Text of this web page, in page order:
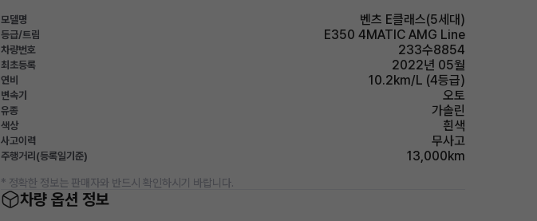
모델명 벤츠 E클래스(5세대)
등급/트림 E350 4MATIC AMG Line
차량번호 233수8854
최초등록 2022년 05월
연비 10.2km/L (4등급)
변속기 오토
유종 가솔린
색상 흰색
사고이력 무사고
주행거리(등록일기준) 13,000km
* 정확한 정보는 판매자와 반드시 확인하시기 바랍니다.
차량 옵션 정보